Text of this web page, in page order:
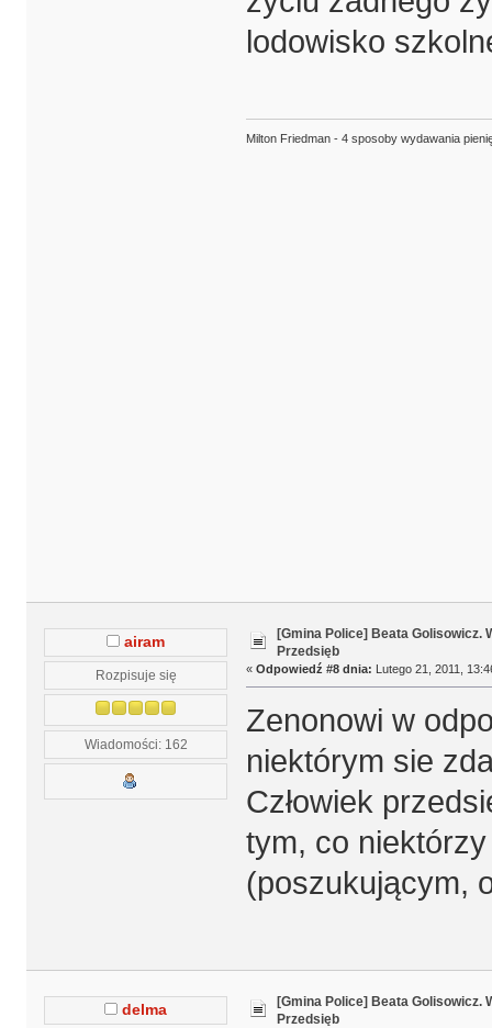
lodowisko
Milton Friedman - 4 sposoby wydawania
airam
Rozpisuje się
Wiadomości: 162
[Gmina Police] Beata Golisowicz.
Przedsięb
« Odpowiedź #8 dnia: Lutego 21, 2011,
Zenonowi w
niektórym sie
Człowiek
tym, co
(poszukującym,
delma
[Gmina Police] Beata Golisowicz.
Przedsięb